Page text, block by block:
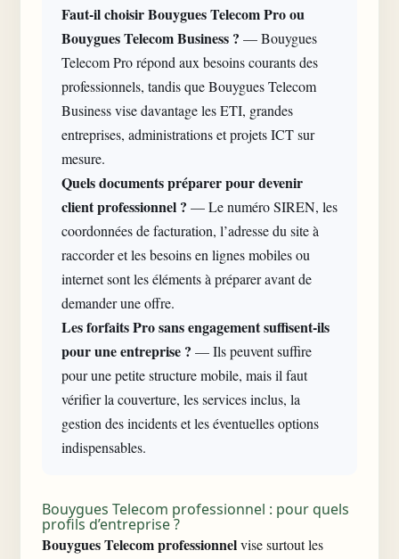
Faut-il choisir Bouygues Telecom Pro ou
Bouygues Telecom Business ? — Bouygues
Telecom Pro répond aux besoins courants des
professionnels, tandis que Bouygues Telecom
Business vise davantage les ETI, grandes
entreprises, administrations et projets ICT sur
mesure.
Quels documents préparer pour devenir
client professionnel ? — Le numéro SIREN, les
coordonnées de facturation, l’adresse du site à
raccorder et les besoins en lignes mobiles ou
internet sont les éléments à préparer avant de
demander une offre.
Les forfaits Pro sans engagement suffisent-ils
pour une entreprise ? — Ils peuvent suffire
pour une petite structure mobile, mais il faut
vérifier la couverture, les services inclus, la
gestion des incidents et les éventuelles options
indispensables.
Bouygues Telecom professionnel : pour quels
profils d’entreprise ?
Bouygues Telecom professionnelvise surtout les